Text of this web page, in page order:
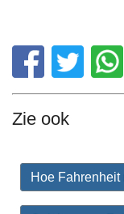
Zie ook
Hoe